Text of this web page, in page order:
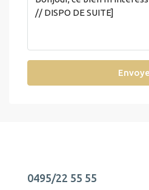
0495/22 55 55